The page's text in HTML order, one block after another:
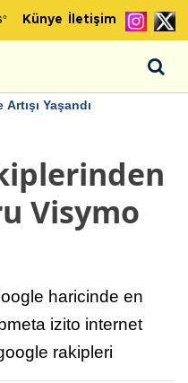
° Künye İletişim
Yaşandı
Visymo
haricinde en
izito internet
rakipleri